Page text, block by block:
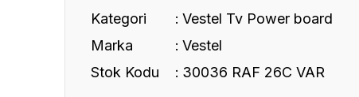
Kategori
Vestel Tv Power board
Marka
Vestel
Stok Kodu
30036 RAF 26C VAR